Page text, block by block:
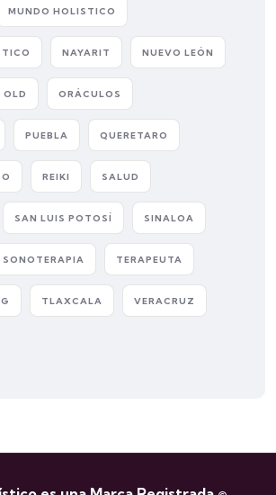
MUNDO HOLISTICO
NAYARIT NUEVO LEÓN
OLD ORÁCULOS
PUEBLA QUERETARO
REIKI SALUD
SAN LUIS POTOSÍ SINALOA
SONOTERAPIA TERAPEUTA
TLAXCALA VERACRUZ